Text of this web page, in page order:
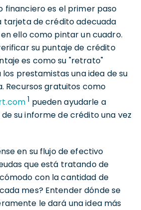
financiero es el primer paso
tarjeta de crédito adecuada
ello como pintar un cuadro.
su puntaje de crédito
es como su "retrato"
prestamistas una idea de su
Recursos gratuitos como
1 pueden ayudarle a
su informe de crédito una vez
en su flujo de efectivo
que está tratando de
con la cantidad de
mes? Entender dónde se
le dará una idea más